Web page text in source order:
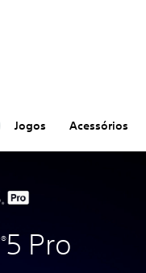
Jogos Acessórios
®5 Pro